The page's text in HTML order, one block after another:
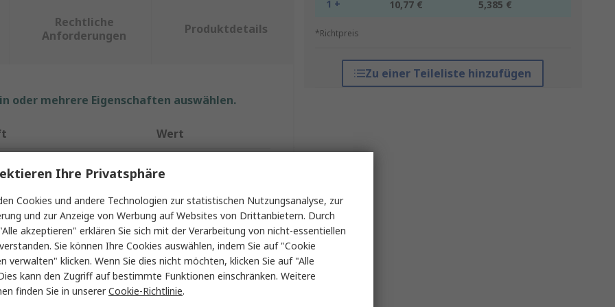
1 + 10,77 € 5,385 €
*Richtpreis
Zu einer Teileliste hinzufügen
Rechtliche
Anforderungen
Produktdetails
oder mehrere Eigenschaften auswählen.
Wert
O-Ring
Fluorelastomer
59mm
Ihre Privatsphäre
Cookies und andere Technologien zur statistischen Nutzungsanalyse, zur
und zur Anzeige von Werbung auf Websites von Drittanbietern. Durch
akzeptieren" erklären Sie sich mit der Verarbeitung von nicht-essentiellen
Sie können Ihre Cookies auswählen, indem Sie auf "Cookie
verwalten" klicken. Wenn Sie dies nicht möchten, klicken Sie auf "Alle
kann den Zugriff auf bestimmte Funktionen einschränken. Weitere
finden Sie in unsererCookie-Richtlinie.